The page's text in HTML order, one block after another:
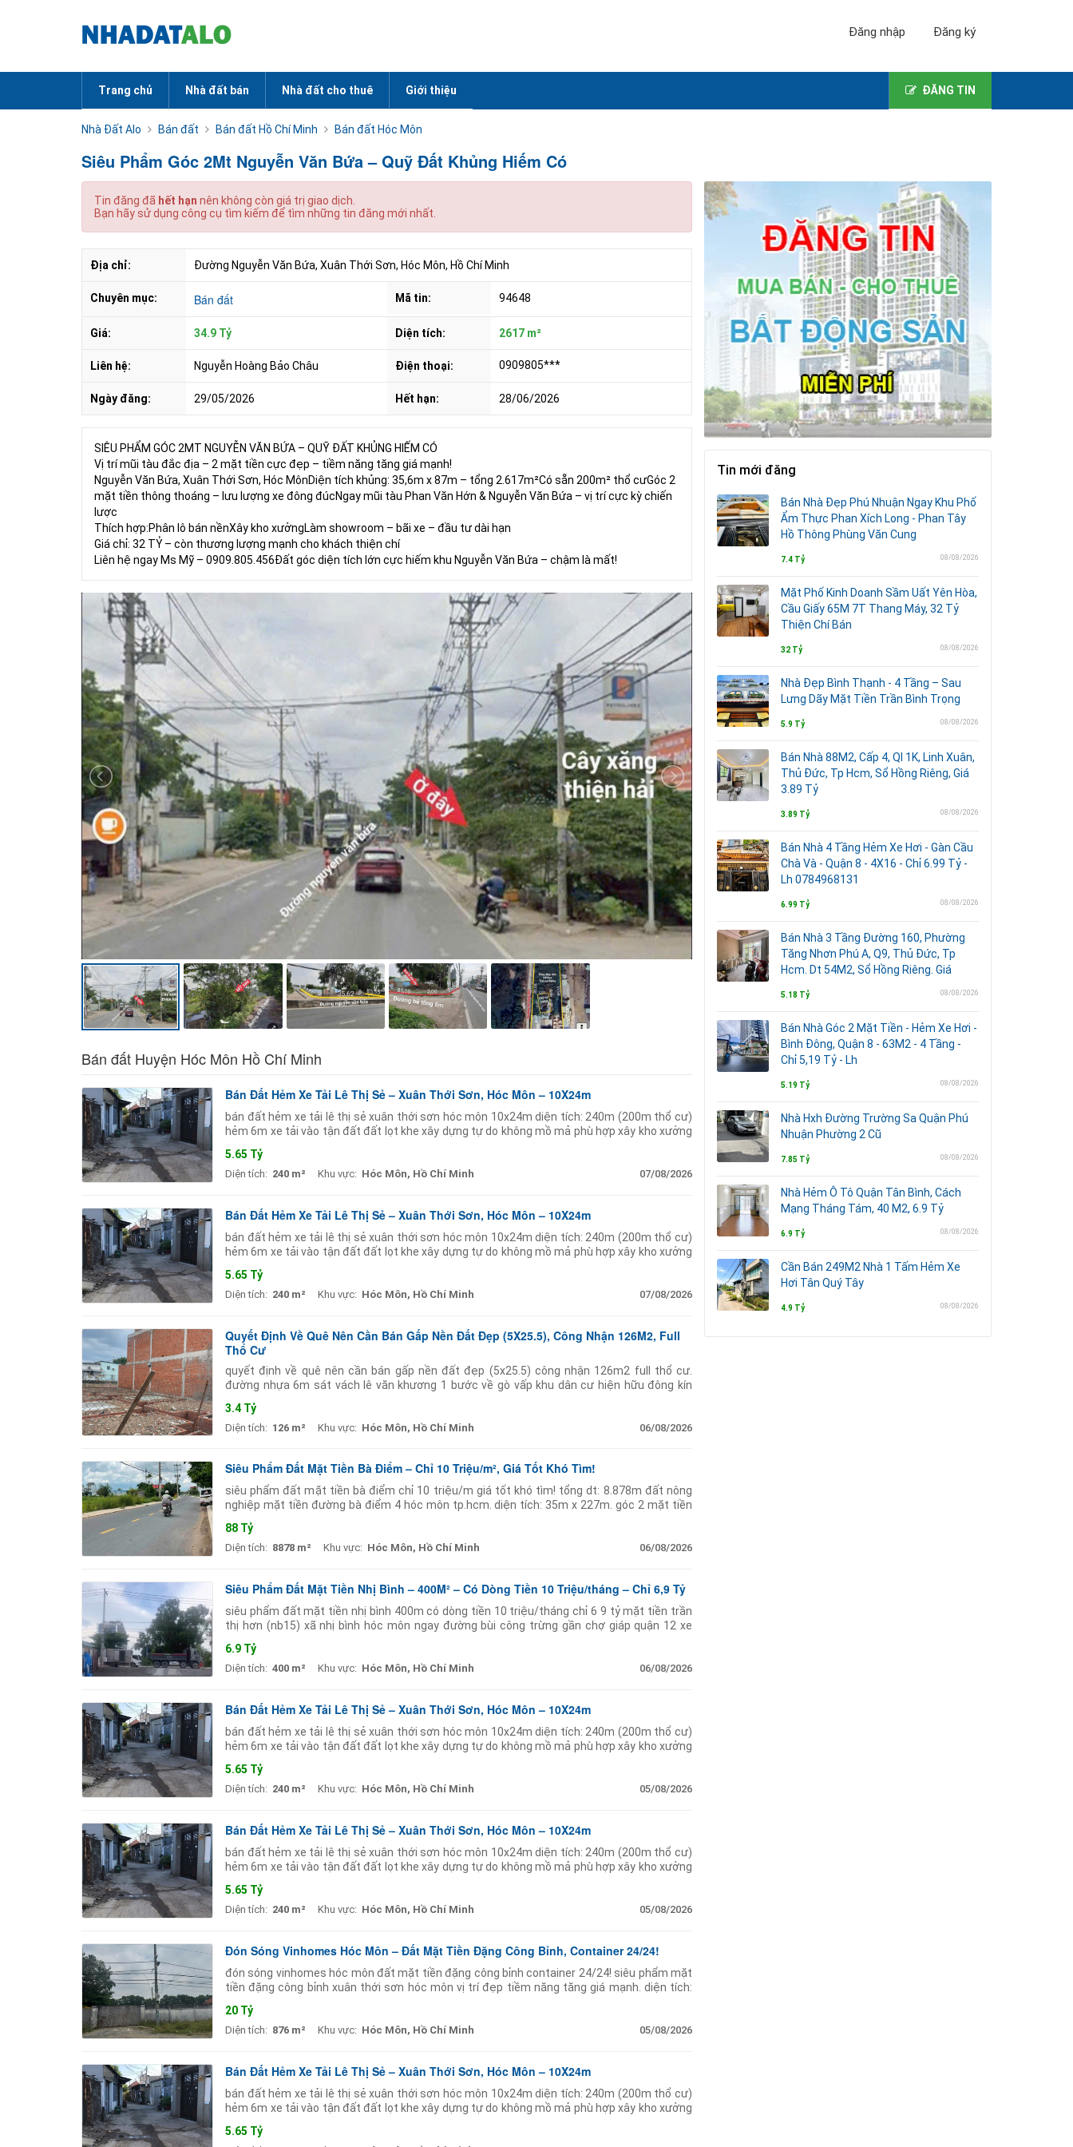
Đăng nhập Đăng ký
Trang chủ Nhà đất bán Nhà đất cho thuê Giới thiệu ĐĂNG TIN
Nhà Đất Alo Bán đất Bán đất Hồ Chí Minh Bán đất Hóc Môn
Siêu Phẩm Góc 2Mt Nguyễn Văn Bứa – Quỹ Đất Khủng Hiếm Có
Tin đăng đã hết hạn nên không còn giá trị giao dịch.
Bạn hãy sử dụng công cụ tìm kiếm để tìm những tin đăng mới nhất.
Địa chỉ: Đường Nguyễn Văn Bứa, Xuân Thới Sơn, Hóc Môn, Hồ Chí Minh
Chuyên mục: Bán đất Mã tin: 94648
Giá: 34.9 Tỷ Diện tích: 2617 m²
Liên hệ: Nguyễn Hoàng Bảo Châu Điện thoại: 0909805***
Ngày đăng: 29/05/2026 Hết hạn: 28/06/2026
SIÊU PHẨM GÓC 2MT NGUYỄN VĂN BỨA – QUỸ ĐẤT KHỦNG HIẾM CÓ
Vị trí mũi tàu đắc địa – 2 mặt tiền cực đẹp – tiềm năng tăng giá mạnh!
Nguyễn Văn Bứa, Xuân Thới Sơn, Hóc MônDiện tích khủng: 35,6m x 87m – tổng 2.617m²Có sẵn 200m² thổ cưGóc 2
mặt tiền thông thoáng – lưu lượng xe đông đúcNgay mũi tàu Phan Văn Hớn & Nguyễn Văn Bứa – vị trí cực kỳ chiến
lược
Thích hợp:Phân lô bán nềnXây kho xưởngLàm showroom – bãi xe – đầu tư dài hạn
Giá chỉ: 32 TỶ – còn thương lượng mạnh cho khách thiện chí
Liên hệ ngay Ms Mỹ – 0909.805.456Đất góc diện tích lớn cực hiếm khu Nguyễn Văn Bứa – chậm là mất!
Bán đất Huyện Hóc Môn Hồ Chí Minh
Bán Đất Hẻm Xe Tải Lê Thị Sẻ – Xuân Thới Sơn, Hóc Môn – 10X24m
bán đất hẻm xe tải lê thị sẻ xuân thới sơn hóc môn 10x24m diện tích: 240m (200m thổ cư)
hẻm 6m xe tải vào tận đất đất lọt khe xây dựng tự do không mồ mả phù hợp xây kho xưởng
5.65 Tỷ
Diện tích: 240 m² Khu vực: Hóc Môn, Hồ Chí Minh 07/08/2026
Bán Đất Hẻm Xe Tải Lê Thị Sẻ – Xuân Thới Sơn, Hóc Môn – 10X24m
bán đất hẻm xe tải lê thị sẻ xuân thới sơn hóc môn 10x24m diện tích: 240m (200m thổ cư)
hẻm 6m xe tải vào tận đất đất lọt khe xây dựng tự do không mồ mả phù hợp xây kho xưởng
5.65 Tỷ
Diện tích: 240 m² Khu vực: Hóc Môn, Hồ Chí Minh 07/08/2026
Quyết Định Về Quê Nên Cần Bán Gấp Nền Đất Đẹp (5X25.5), Công Nhận 126M2, Full
Thổ Cư
quyết định về quê nên cần bán gấp nền đất đẹp (5x25.5) công nhận 126m2 full thổ cư.
đường nhựa 6m sát vách lê văn khương 1 bước về gò vấp khu dân cư hiện hữu đông kín
3.4 Tỷ
Diện tích: 126 m² Khu vực: Hóc Môn, Hồ Chí Minh 06/08/2026
Siêu Phẩm Đất Mặt Tiền Bà Điểm – Chỉ 10 Triệu/m², Giá Tốt Khó Tìm!
siêu phẩm đất mặt tiền bà điểm chỉ 10 triệu/m giá tốt khó tìm! tổng dt: 8.878m đất nông
nghiệp mặt tiền đường bà điểm 4 hóc môn tp.hcm. diện tích: 35m x 227m. góc 2 mặt tiền
88 Tỷ
Diện tích: 8878 m² Khu vực: Hóc Môn, Hồ Chí Minh 06/08/2026
Siêu Phẩm Đất Mặt Tiền Nhị Bình – 400M² – Có Dòng Tiền 10 Triệu/tháng – Chỉ 6,9 Tỷ
siêu phẩm đất mặt tiền nhị bình 400m có dòng tiền 10 triệu/tháng chỉ 6 9 tỷ mặt tiền trần
thị hơn (nb15) xã nhị bình hóc môn ngay đường bùi công trừng gần chợ giáp quận 12 xe
6.9 Tỷ
Diện tích: 400 m² Khu vực: Hóc Môn, Hồ Chí Minh 06/08/2026
Bán Đất Hẻm Xe Tải Lê Thị Sẻ – Xuân Thới Sơn, Hóc Môn – 10X24m
bán đất hẻm xe tải lê thị sẻ xuân thới sơn hóc môn 10x24m diện tích: 240m (200m thổ cư)
hẻm 6m xe tải vào tận đất đất lọt khe xây dựng tự do không mồ mả phù hợp xây kho xưởng
5.65 Tỷ
Diện tích: 240 m² Khu vực: Hóc Môn, Hồ Chí Minh 05/08/2026
Bán Đất Hẻm Xe Tải Lê Thị Sẻ – Xuân Thới Sơn, Hóc Môn – 10X24m
bán đất hẻm xe tải lê thị sẻ xuân thới sơn hóc môn 10x24m diện tích: 240m (200m thổ cư)
hẻm 6m xe tải vào tận đất đất lọt khe xây dựng tự do không mồ mả phù hợp xây kho xưởng
5.65 Tỷ
Diện tích: 240 m² Khu vực: Hóc Môn, Hồ Chí Minh 05/08/2026
Đón Sóng Vinhomes Hóc Môn – Đất Mặt Tiền Đặng Công Bỉnh, Container 24/24!
đón sóng vinhomes hóc môn đất mặt tiền đặng công bỉnh container 24/24! siêu phẩm mặt
tiền đặng công bỉnh xuân thới sơn hóc môn vị trí đẹp tiềm năng tăng giá mạnh. diện tích:
20 Tỷ
Diện tích: 876 m² Khu vực: Hóc Môn, Hồ Chí Minh 05/08/2026
Bán Đất Hẻm Xe Tải Lê Thị Sẻ – Xuân Thới Sơn, Hóc Môn – 10X24m
bán đất hẻm xe tải lê thị sẻ xuân thới sơn hóc môn 10x24m diện tích: 240m (200m thổ cư)
hẻm 6m xe tải vào tận đất đất lọt khe xây dựng tự do không mồ mả phù hợp xây kho xưởng
5.65 Tỷ
Tin mới đăng
Bán Nhà Đẹp Phú Nhuận Ngay Khu Phố
Ẩm Thực Phan Xích Long - Phan Tây
Hồ Thông Phùng Văn Cung
7.4 Tỷ 08/08/2026
Mặt Phố Kinh Doanh Sầm Uất Yên Hòa,
Cầu Giấy 65M 7T Thang Máy, 32 Tỷ
Thiện Chí Bán
32 Tỷ 08/08/2026
Nhà Đẹp Bình Thạnh - 4 Tầng – Sau
Lưng Dãy Mặt Tiền Trần Bình Trọng
5.9 Tỷ 08/08/2026
Bán Nhà 88M2, Cấp 4, Ql 1K, Linh Xuân,
Thủ Đức, Tp Hcm, Sổ Hồng Riêng, Giá
3.89 Tỷ
3.89 Tỷ 08/08/2026
Bán Nhà 4 Tầng Hẻm Xe Hơi - Gàn Cầu
Chà Và - Quận 8 - 4X16 - Chỉ 6.99 Tỷ -
Lh 0784968131
6.99 Tỷ 08/08/2026
Bán Nhà 3 Tầng Đường 160, Phường
Tăng Nhơn Phú A, Q9, Thủ Đức, Tp
Hcm. Dt 54M2, Sổ Hồng Riêng. Giá
5.18 Tỷ 08/08/2026
Bán Nhà Góc 2 Mặt Tiền - Hẻm Xe Hơi -
Bình Đông, Quận 8 - 63M2 - 4 Tầng -
Chỉ 5,19 Tỷ - Lh
5.19 Tỷ 08/08/2026
Nhà Hxh Đường Trường Sa Quận Phú
Nhuận Phường 2 Cũ
7.85 Tỷ 08/08/2026
Nhà Hẻm Ô Tô Quận Tân Bình, Cách
Mạng Tháng Tám, 40 M2, 6.9 Tỷ
6.9 Tỷ 08/08/2026
Cần Bán 249M2 Nhà 1 Tấm Hẻm Xe
Hơi Tân Quý Tây
4.9 Tỷ 08/08/2026